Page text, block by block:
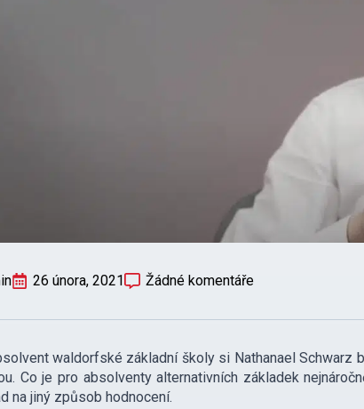
26 února, 2021 Žádné komentáře
waldorfské základní školy si Nathanael Schwarz
Co je pro absolventy alternativních základek
na jiný způsob hodnocení.